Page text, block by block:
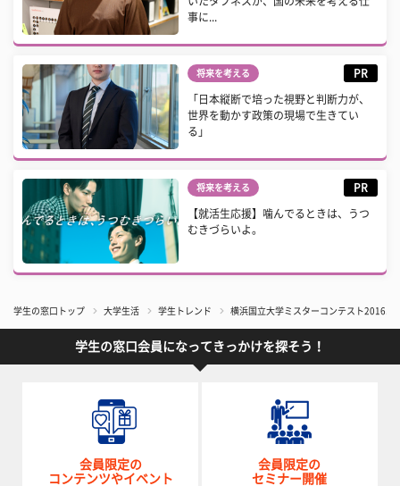
事に...
将来を考える PR
「日本縦断で培った視野と判断力が、
世界を動かす政策の現場で生きてい
る」
将来を考える PR
【就活生応援】噛んでるときは、うつ
むきづらいよ。
学生の窓口トップ 大学生活 学生トレンド 横浜国立大学ミスターコンテスト2016エ
学生の窓口会員になってきっかけを探そう！
会員限定の
コンテンツやイベント
会員限定の
セミナー開催